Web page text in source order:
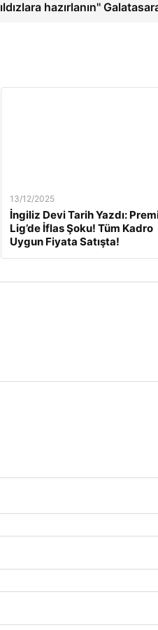
hazırlanın''
13/12/2025
İngiliz Devi Tarih Yazdı:
Lig’de İflas Şoku! Tüm Kadro
Uygun Fiyata Satışta!